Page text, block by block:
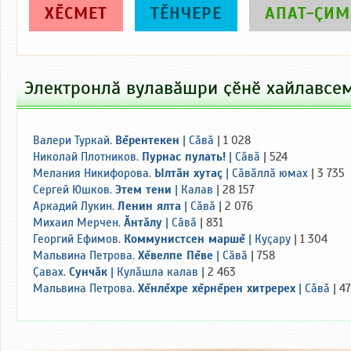
ХӖСМЕТ ТӖНЧЕРЕ АПАТ-
Электронлӑ вулавӑшри ҫӗнӗ
Валери Туркай. Вĕрентекен | Сăвă | 1 028
Николай Плотников. Пурнас пулать! | Сăвă | 524
Мелания Никифорова. Ылтăн хутаç | Сăвăллă юмах | 3 735
Сергей Юшков. Этем тени | Калав | 28 157
Аркадий Лукин. Ленин ялта | Сăвă | 2 076
Михаил Мерчен. Ăнтăлу | Сăвă | 831
Георгий Ефимов. Коммунистсен маршĕ | Куçару | 1 304
Мальвина Петрова. Хĕвелпе Пĕве | Сăвă | 758
Ҫавах. Сунчăк | Кулăшла калав | 2 463
Мальвина Петрова. Хĕнлĕхре хĕрнĕрен хитререх | Сăвă |